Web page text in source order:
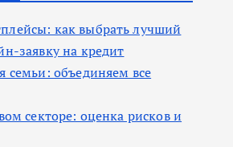
как выбрать лучший
заявку на кредит
семьи: объединяем все
секторе: оценка рисков и